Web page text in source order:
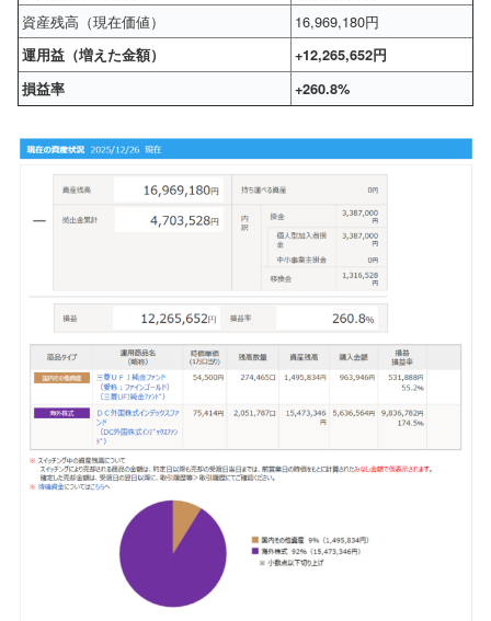
資産残高（現在価値）
16,969,180円
運用益（増えた金額）
+12,265,652円
損益率
+260.8%